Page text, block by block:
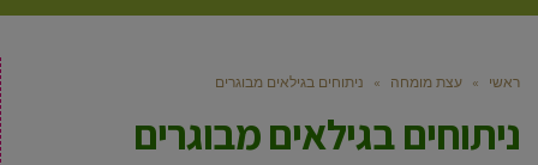
ראשי » עצת מומחה » ניתוחים בגילאים מבוגרים
ניתוחים בגילאים מבוגרים